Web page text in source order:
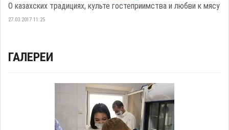
О казахских традициях, культе гостеприимства и любви к мясу
27.03.2017 11:25
ГАЛЕРЕИ